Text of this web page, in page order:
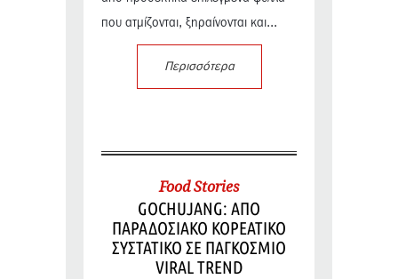
που ατμίζονται, ξηραίνονται και...
Περισσότερα
Food Stories
GOCHUJANG: ΑΠΟ
ΠΑΡΑΔΟΣΙΑΚΟ ΚΟΡΕΑΤΙΚΟ
ΣΥΣΤΑΤΙΚΟ ΣΕ ΠΑΓΚΟΣΜΙΟ
VIRAL TREND